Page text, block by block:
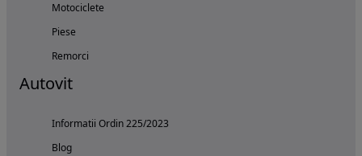
Motociclete
Piese
Remorci
Autovit
Informatii Ordin 225/2023
Blog